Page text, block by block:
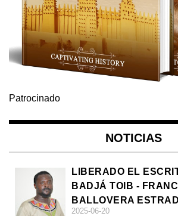
Patrocinado
NOTICIAS
LIBERADO EL
BADJÁ TOIB -
BALLOVERA
2025-06-20